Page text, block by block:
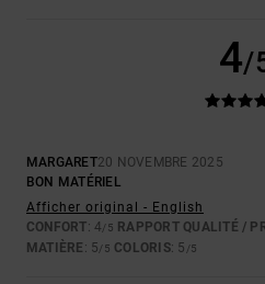
4/
MARGARET20 NOVEMBRE 2025
BON MATÉRIEL
Afficher original - English
CONFORT: 4/5 RAPPORT QUALITÉ /
MATIÈRE : 5/5 COLORIS: 5 /5